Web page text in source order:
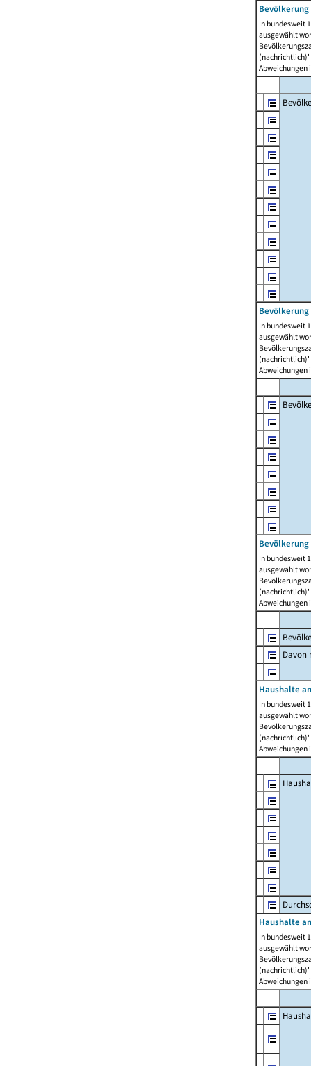
In bundesweit
ausgewählt
Abweichungen
In bundesweit
ausgewählt
Abweichungen
In bundesweit
ausgewählt
Abweichungen
Davon
Haushalte
In bundesweit
ausgewählt
Abweichungen
Haushalte
In bundesweit
ausgewählt
Abweichungen